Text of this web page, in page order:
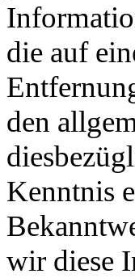
die auf
den
Kenntnis
wir diese